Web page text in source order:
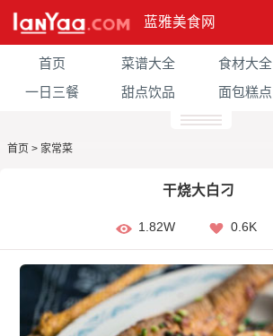
蓝雅美食网
首页 菜谱大全 食材大全
一日三餐
甜点饮品 面包糕点
首页 > 家常菜
干烧大白刁
1.82W 0.6K